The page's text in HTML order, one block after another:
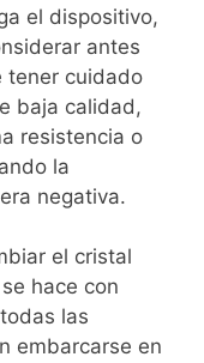
el dispositivo,
antes
tener cuidado
baja calidad,
resistencia o
la
negativa.
el cristal
hace con
las
embarcarse en